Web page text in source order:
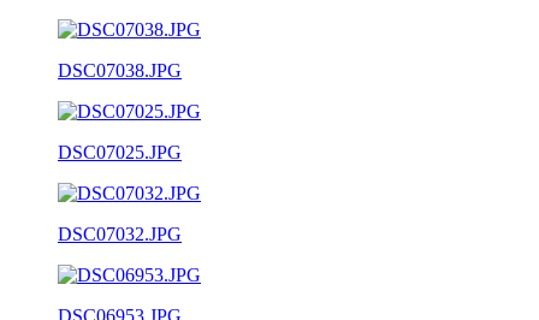
DSC07038.JPG
DSC07025.JPG
DSC07032.JPG
DSC06953.JPG